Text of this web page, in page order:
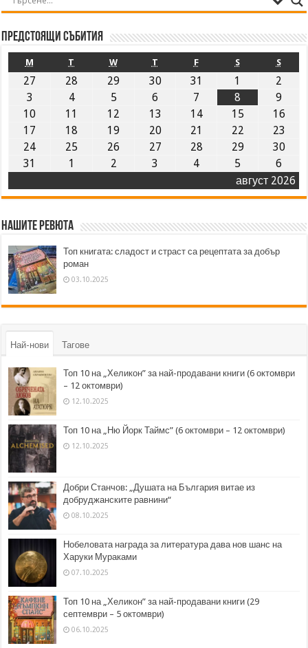
Предстоящи събития
август 2026
M T W T F S S
27 28 29 30 31 1
2
3
4 5 6 7 8
9
10
11 12 13 14 15
16
17
18 19 20 21 22
23
24
25 26 27 28 29
30
31
1 2 3 4 5 6
Нашите ревюта
Топ книгата: сладост и страст са рецептата за добър
роман
03.10.2025
Най-нови Тагове
Топ 10 на „Хеликон” за най-продавани книги (6 октомври
– 12 октомври)
12.10.2025
Топ 10 на „Ню Йорк Таймс” (6 октомври – 12 октомври)
12.10.2025
Добри Станчов: „Душата на България витае из
добруджанските равнини“
08.10.2025
Нобеловата награда за литература дава нов шанс на
Харуки Мураками
07.10.2025
Топ 10 на „Хеликон” за най-продавани книги (29
септември – 5 октомври)
06.10.2025